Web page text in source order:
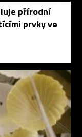
přírodní
prvky ve